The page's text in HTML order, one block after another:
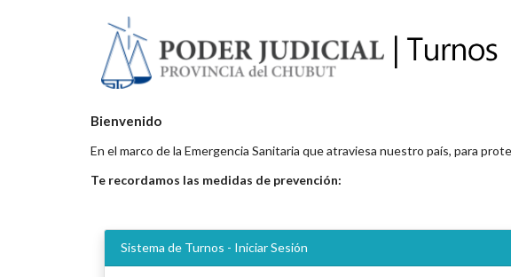
Bienvenido
En el marco de la Emergencia Sanitaria que atraviesa nuestro país, para
Te recordamos las medidas de prevención:
Sistema de Turnos - Iniciar Sesión